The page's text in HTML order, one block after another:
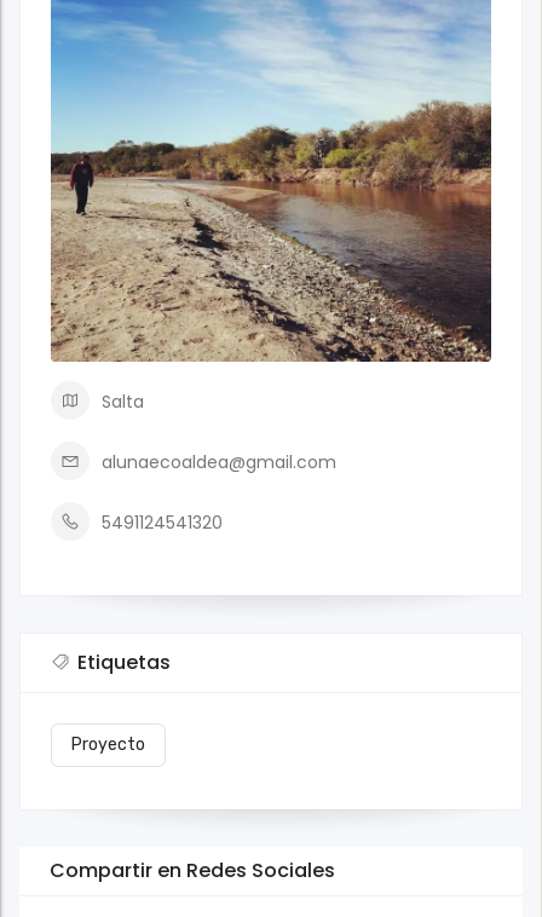
Salta
alunaecoaldea@gmail.com
5491124541320
Etiquetas
Proyecto
Compartir en Redes Sociales